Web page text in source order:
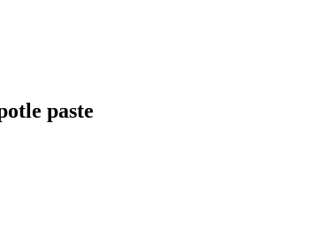
paste